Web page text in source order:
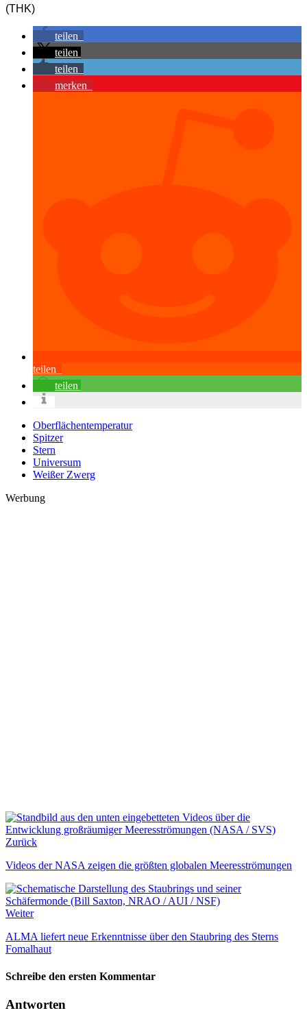
(THK)
teilen
teilen
teilen
merken
teilen
teilen
Oberflächentemperatur
Spitzer
Stern
Universum
Weißer Zwerg
Werbung
Zurück
Videos der NASA zeigen die größten globalen Meeresströmungen
Weiter
ALMA liefert neue Erkenntnisse über den Staubring des Sterns
Fomalhaut
Schreibe den ersten Kommentar
Antworten